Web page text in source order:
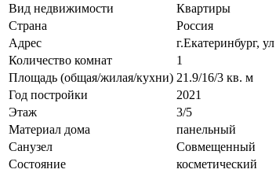
Вид недвижимости
Квартиры
Страна
Россия
Адрес
г.Екатеринбург,
Количество комнат
1
Площадь (общая/жилая/кухни) 21.9/16/3 кв. м
Год постройки
2021
Этаж
3/5
Материал дома
панельный
Санузел
Совмещенный
Состояние
косметический